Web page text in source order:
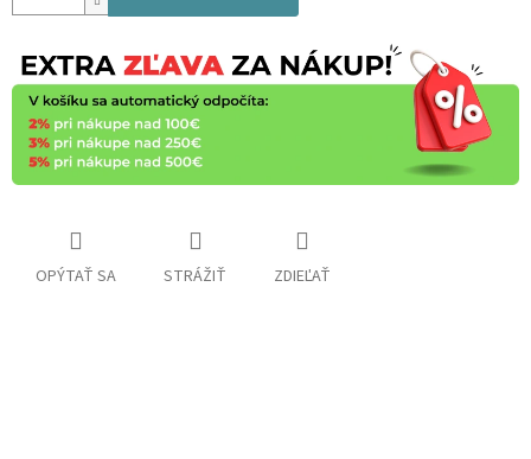
OPÝTAŤ SA STRÁŽIŤ ZDIEĽAŤ